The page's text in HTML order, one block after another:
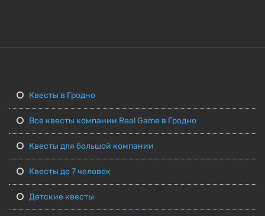
Квесты в Гродно
Все квесты компании Real Game в Гродно
Квесты для большой компании
Квесты до 7 человек
Детские квесты